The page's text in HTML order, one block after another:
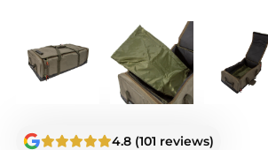
4.8 (101 reviews)